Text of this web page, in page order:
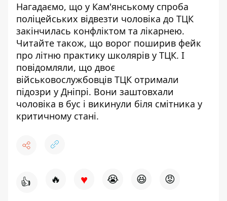
Нагадаємо, що у Кам'янському спроба
поліцейських відвезти чоловіка до ТЦК
закінчилась конфліктом та лікарнею.
Читайте також, що ворог поширив фейк
про літню практику школярів у ТЦК. І
повідомляли, що двоє
військовослужбовців ТЦК отримали
підозри у Дніпрі. Вони заштовхали
чоловіка в бус і викинули біля смітника у
критичному стані.
👍 🔥 ♥ 😭 😆 😡